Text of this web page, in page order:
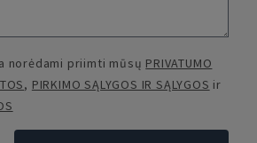
norėdami priimti mūsų PRIVATUMO
, PIRKIMO SĄLYGOS IR SĄLYGOS ir